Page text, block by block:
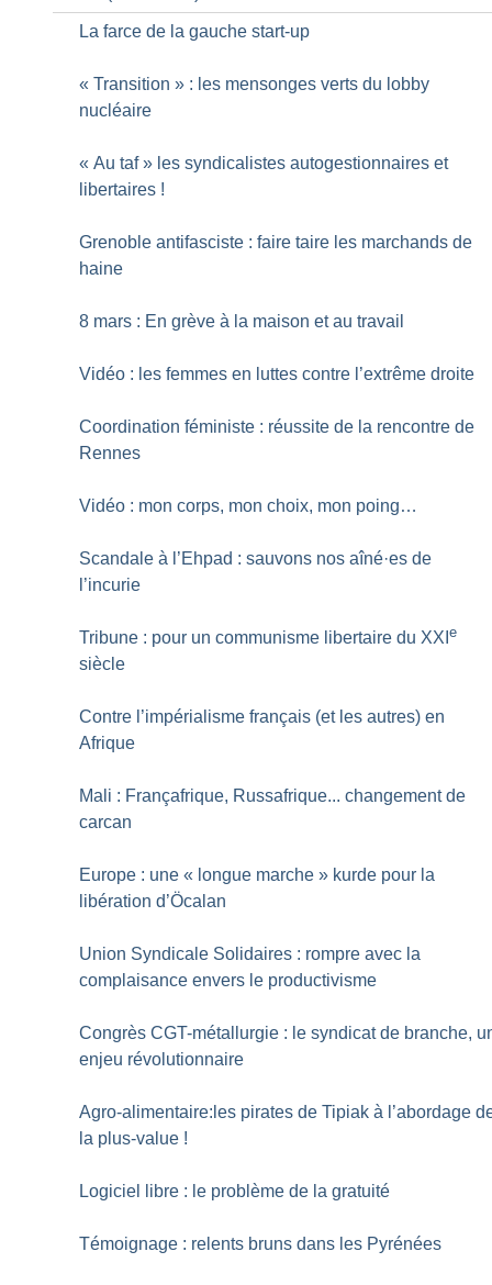
La farce de la gauche start-up
« Transition » : les mensonges verts du lobby
nucléaire
« Au taf » les syndicalistes autogestionnaires et
libertaires !
Grenoble antifasciste : faire taire les marchands de
haine
8 mars : En grève à la maison et au travail
Vidéo : les femmes en luttes contre l’extrême droite
Coordination féministe : réussite de la rencontre de
Rennes
Vidéo : mon corps, mon choix, mon poing…
Scandale à l’Ehpad : sauvons nos aîné·es de
l’incurie
Tribune : pour un communisme libertaire du XXIe
siècle
Contre l’impérialisme français (et les autres) en
Afrique
Mali : Françafrique, Russafrique... changement de
carcan
Europe : une « longue marche » kurde pour la
libération d’Öcalan
Union Syndicale Solidaires : rompre avec la
complaisance envers le productivisme
Congrès CGT-métallurgie : le syndicat de branche,
enjeu révolutionnaire
Agro-alimentaire:les pirates de Tipiak à l’abordage
la plus-value !
Logiciel libre : le problème de la gratuité
Témoignage : relents bruns dans les Pyrénées